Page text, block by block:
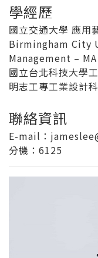
學經歷
國立交通大學 應用
Birmingham City
Management – MA
國立台北科技大學
明志工專工業設計科
聯絡資訊
E-mail：
分機 ：6125